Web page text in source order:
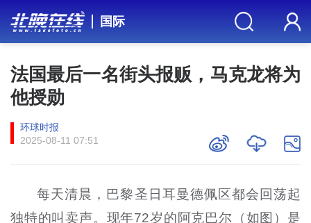
国际
法国最后一名街头报贩，马克龙将为
他授勋
环球时报
2025-08-11 07:51
每天清晨，巴黎圣日耳曼德佩区都会回荡起
独特的叫卖声。现年72岁的阿克巴尔（如图）是